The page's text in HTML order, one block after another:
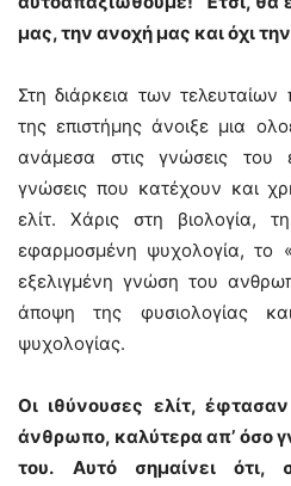
μας, την ανοχή μας και όχι
Στη διάρκεια των
της επιστήμης άνοιξε μια
ανάμεσα στις γνώσεις του
γνώσεις που κατέχουν και
ελίτ. Χάρις στη βιολογία,
εφαρμοσμένη ψυχολογία, το
εξελιγμένη γνώση του
άποψη της φυσιολογίας
ψυχολογίας.
Οι ιθύνουσες ελίτ,
άνθρωπο, καλύτερα απ’ όσο
του.
Αυτό σημαίνει ότι,